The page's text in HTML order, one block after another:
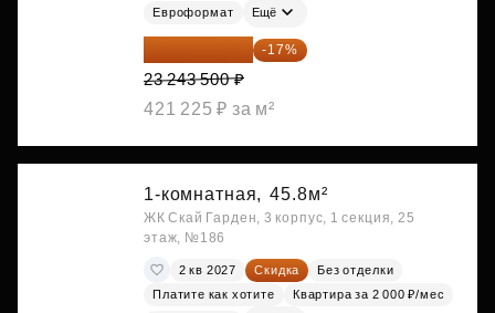
Евроформат Ещё
19 292 105 ₽ -17%
23 243 500 ₽
421 225 ₽ за м²
1-комнатная, 45.8м²
ЖК Скай Гарден, 3 корпус, 1 секция, 25
этаж, №186
2 кв 2027 Скидка
Без отделки
Платите как хотите
Квартира за 2 000 ₽/мес